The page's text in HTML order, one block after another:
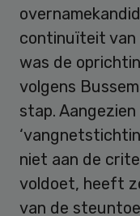
continuïteit van
was de
volgens
stap.
niet aan de
voldoet, heeft
van de